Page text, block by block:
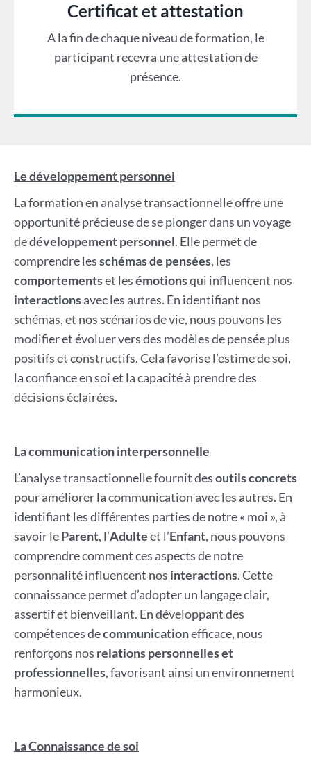
Certificat et attestation
A la fin de chaque niveau de formation, le
participant recevra une attestation de
présence.
Le développement personnel
La formation en analyse transactionnelle offre une
opportunité précieuse de se plonger dans un voyage
dedéveloppement personnel. Elle permet de
comprendre lesschémas de pensées, les
comportementset lesémotionsqui influencent nos
interactionsavec les autres. En identifiant nos
schémas, et nos scénarios de vie, nous pouvons les
modifier et évoluer vers des modèles de pensée plus
positifs et constructifs. Cela favorise l’estime de soi,
la confiance en soi et la capacité à prendre des
décisions éclairées.
La communication interpersonnelle
L’analyse transactionnelle fournit desoutils concrets
pour améliorer la communication avec les autres. En
identifiant les différentes parties de notre « moi », à
savoir leParent, l’Adulteet l’Enfant, nous pouvons
comprendre comment ces aspects de notre
personnalité influencent nos interactions. Cette
connaissance permet d’adopter un langage clair,
assertif et bienveillant. En développant des
compétences decommunicationefficace, nous
renforçons nos relations personnelles et
professionnelles, favorisant ainsi un environnement
harmonieux.
La Connaissance de soi